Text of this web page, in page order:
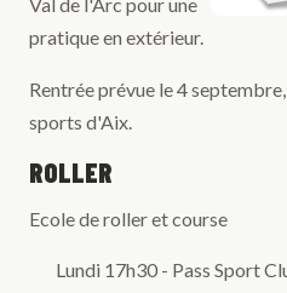
pratique en extérieur.
Rentrée prévue le 4
sports d'Aix.
ROLLER
Ecole de roller et course
Lundi 17h30 - Pass Sport